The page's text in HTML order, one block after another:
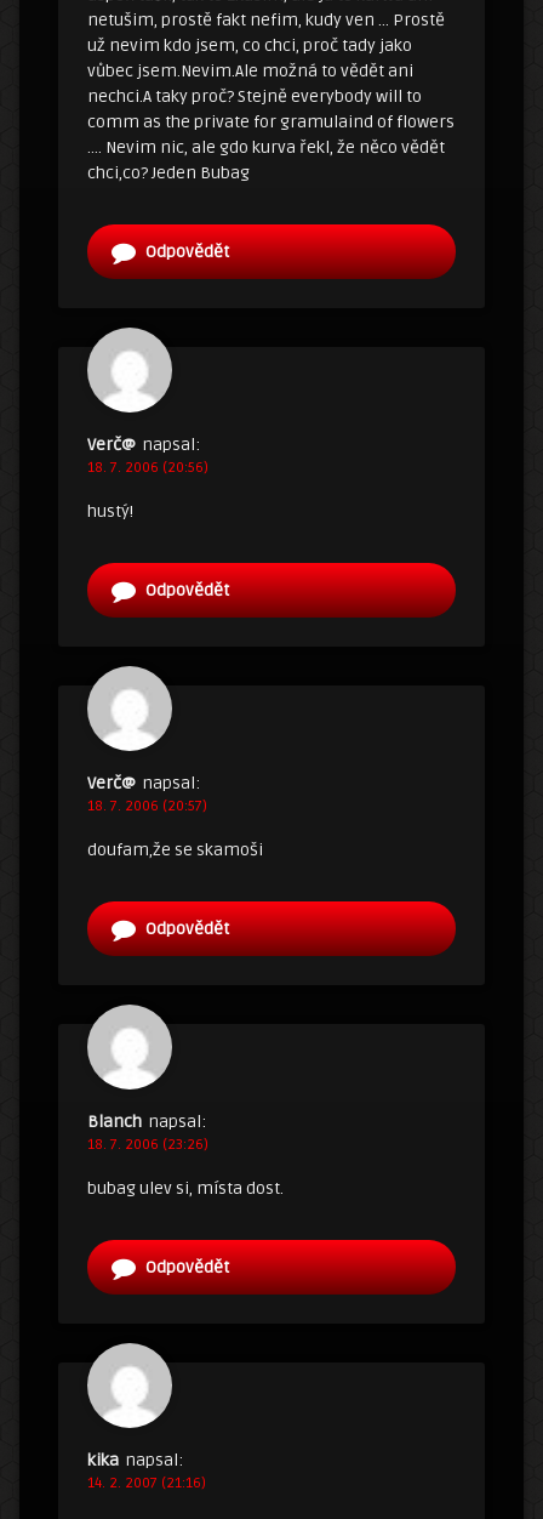
netušim, prostě fakt nefim, kudy ven … Prostě
už nevim kdo jsem, co chci, proč tady jako
vůbec jsem.Nevim.Ale možná to vědět ani
nechci.A taky proč? Stejně everybody will to
comm as the private for gramulaind of flowers
…. Nevim nic, ale gdo kurva řekl, že něco vědět
chci,co? Jeden Bubag
Odpovědět
Verč@ napsal:
18. 7. 2006 (20:56)
hustý!
Odpovědět
Verč@ napsal:
18. 7. 2006 (20:57)
doufam,že se skamoši
Odpovědět
Blanch napsal:
18. 7. 2006 (23:26)
bubag ulev si, místa dost.
Odpovědět
kika napsal:
14. 2. 2007 (21:16)